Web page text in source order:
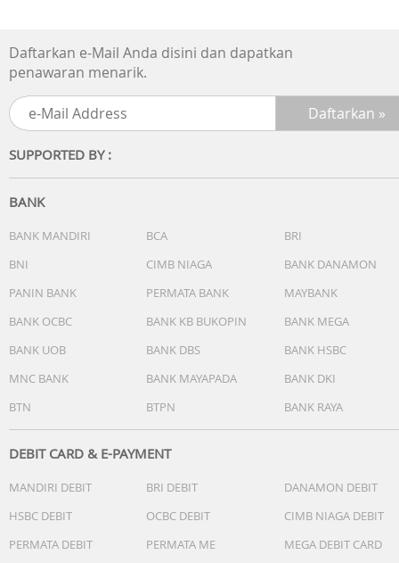
Daftarkan e-Mail Anda disini dan dapatkan
penawaran menarik.
SUPPORTED BY :
BANK
BANK MANDIRI BCA
BRI
BNI
CIMB NIAGA
BANK DANAMON
PANIN BANK
PERMATA BANK
MAYBANK
BANK OCBC
BANK KB BUKOPIN
BANK MEGA
BANK UOB
BANK DBS
BANK HSBC
MNC BANK
BANK MAYAPADA
BANK DKI
BTN
BTPN BANK RAYA
DEBIT CARD & E-PAYMENT
MANDIRI DEBIT BRI DEBIT
DANAMON DEBIT
HSBC DEBIT
OCBC DEBIT
CIMB NIAGA DEBIT
PERMATA DEBIT
PERMATA ME
MEGA DEBIT CARD